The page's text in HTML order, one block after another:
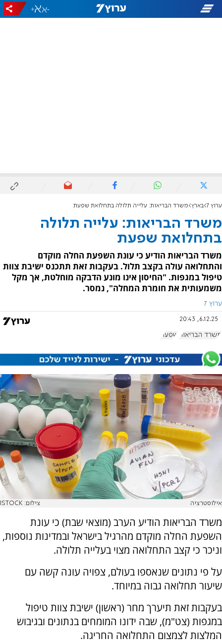
-
+
ערוץ 7 בארץ משרד הבריאות: עלייה תלולה בתחלואת שפעת
משרד הבריאות: עלייה תלולה
בתחלואת שפעת
משרד הבריאות הודיע כי עונת השפעת החלה מוקדם
והתחלואה עולה בקצב תלול. בעקבות זאת תתכנס ישיבת צוות
טיפול במגפות. "החיסון אינו מונע הדבקה מוחלטת, אך מקל
משמעותית את חומרת המחלה", נמסר.
ערוץ 7
6.12.25, 20:43
משרד הבריאות שפעת
אילוסטרציה צילום: ISTOCK
משרד הבריאות הודיע הערב (מוצאי שבת) כי עונת
השפעת החלה מוקדם מהרגיל בישראל ובמדינות נוספות,
וניכר כי קצב התחלואה מצוי בעלייה תלולה.
על פי נתונים שנאספו בעולם, צפויה עונה קשה עם
שיעור תחלואה גבוה במיוחד.
בעקבות זאת תיערך מחר (ראשון) ישיבת צוות טיפול
במגפות (צט"מ), שבה ידונו המומחים בנתונים ובגיבוש
המלצות לצמצום התחלואה החריגה.